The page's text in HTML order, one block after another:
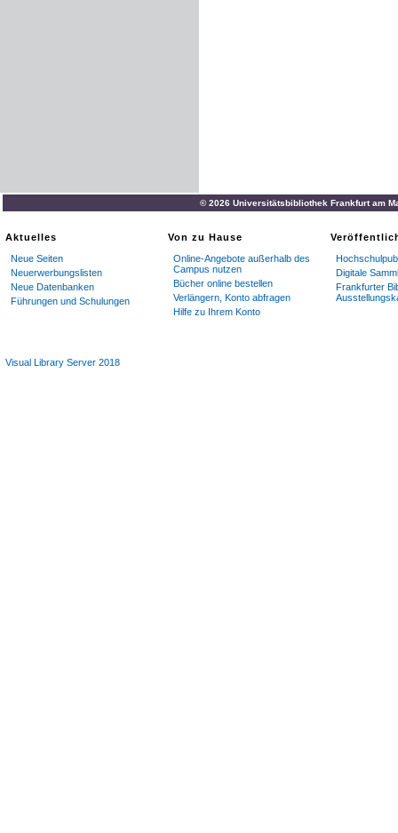
© 2026 Universitätsbibliothek Frankfurt am
Aktuelles
Neue Seiten
Neuerwerbungslisten
Neue Datenbanken
Führungen und Schulungen
Von zu Hause
Online-Angebote außerhalb des
Campus nutzen
Bücher online bestellen
Verlängern, Konto abfragen
Hilfe zu Ihrem Konto
Digitale
Frankfurter
Visual Library Server 2018